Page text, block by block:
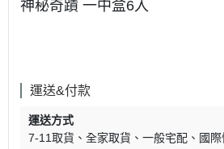
神秘奇蹟 一中盒6入
運送&付款
運送方式
7-11取貨
全家取貨 一般宅配
國